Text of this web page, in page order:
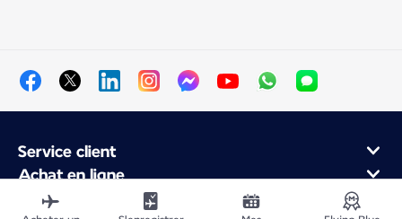
Service client
Achat en ligne
Programme de fidélité et partenaires